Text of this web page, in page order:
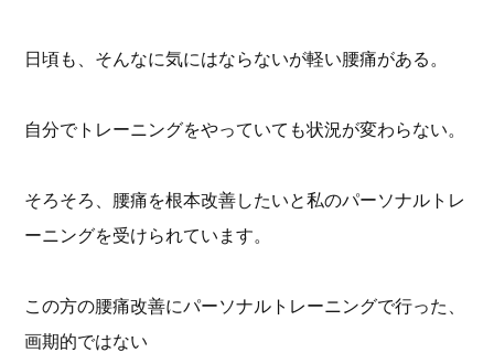
日頃も、そんなに気にはならないが軽い腰痛がある。
自分でトレーニングをやっていても状況が変わらない。
そろそろ、腰痛を根本改善したいと私のパーソナルトレ
ーニングを受けられています。
この方の腰痛改善にパーソナルトレーニングで行った、
画期的ではない